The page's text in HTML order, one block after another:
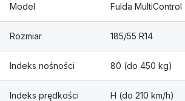
Model Fulda MultiControl
Rozmiar 185/55 R14
Indeks nośności 80 (do 450 kg)
Indeks prędkości H (do 210 km/h)